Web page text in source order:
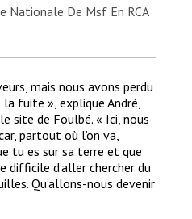
Nationale De Msf En RCA
mais nous avons perdu
fuite », explique André,
site de Foulbé. « Ici, nous
partout où l’on va,
tu es sur sa terre et que
difficile d’aller chercher du
Qu’allons-nous devenir